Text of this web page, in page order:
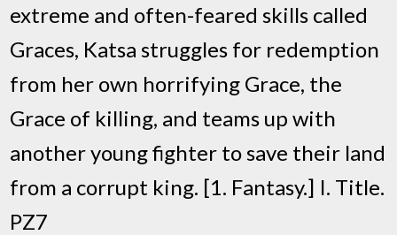
extreme and often-feared skills called
Graces, Katsa struggles for redemption
from her own horrifying Grace, the
Grace of killing, and teams up with
another young fighter to save their land
from a corrupt king. [1. Fantasy.] I. Title.
PZ7